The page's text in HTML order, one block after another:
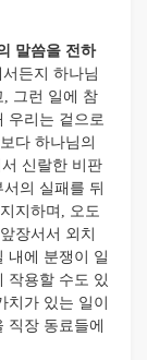
말씀을 전하
든지 하나님
, 그런 일에 참
우리는 겉으로
다 하나님의
신랄한 비판
의 실패를 뒤
지하며, 오도
장서서 외치
내에 분쟁이 일
작용할 수도 있
가 있는 일이
직장 동료들에